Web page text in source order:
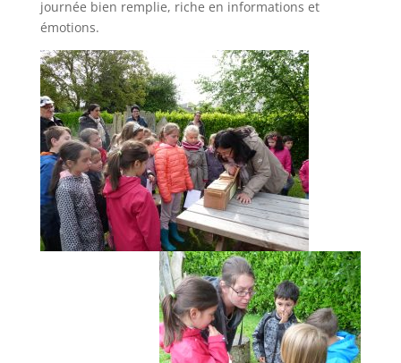
journée bien remplie, riche en informations et
émotions.